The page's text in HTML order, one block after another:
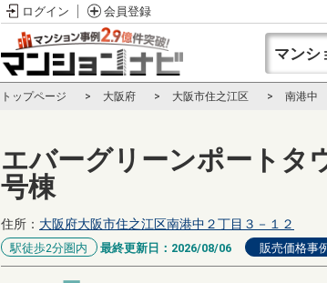
ログイン 会員登録
トップページ 大阪府 大阪市住之江区 南港中
エバーグリーンポートタ
号棟
住所： 大阪府大阪市住之江区南港中２丁目３－１２
駅徒歩2分圏内 最終更新日： 2026/08/06 販売価格事例